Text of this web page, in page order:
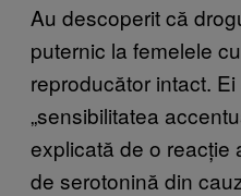
Au descoperit că
puternic la femelele
reproducător intact.
„sensibilitatea
explicată de o reacție
de serotonină din